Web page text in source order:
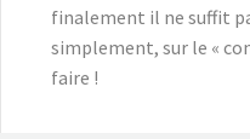
finalement il ne suffit
simplement, sur le «
faire !